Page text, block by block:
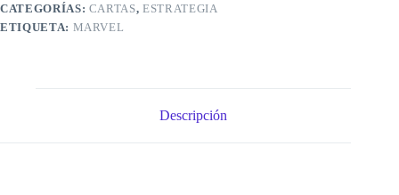
CATEGORÍAS: CARTAS,ESTRATEGIA
ETIQUETA: MARVEL
Descripción